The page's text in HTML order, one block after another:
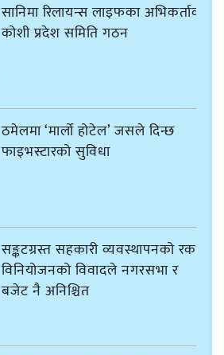
सानिमा रिलायन्स लाइफका अभिकर्ताको
कोशी प्रदेश समिति गठन
ठमेलमा ‘मार्लो होटेल’ जसले दिन्छ
फाइभस्टारको सुविधा
सङ्कटग्रस्त सहकारी व्यवस्थापनको रकम
विनियोजनको विवादले नगरसभा र
बजेट नै अनिश्चित